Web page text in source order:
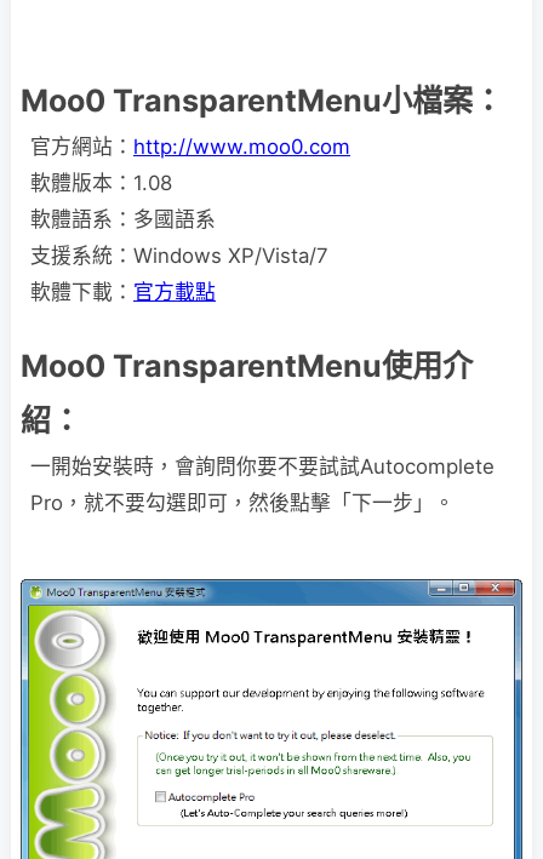
Moo0 TransparentMenu小檔案：
官方網站： http://www.moo0.com
軟體版本：1.08
軟體語系：多國語系
支援系統：Windows XP/Vista/7
軟體下載： 官方載點
Moo0 TransparentMenu使用介
紹：
一開始安裝時，會詢問你要不要試試Autocomplete
Pro，就不要勾選即可，然後點擊「下一步」。